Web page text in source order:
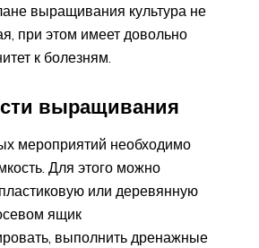
выращивания культура не
при этом имеет довольно
к болезням.
выращивания
мероприятий необходимо
Для этого можно
или деревянную
ящик
выполнить дренажные